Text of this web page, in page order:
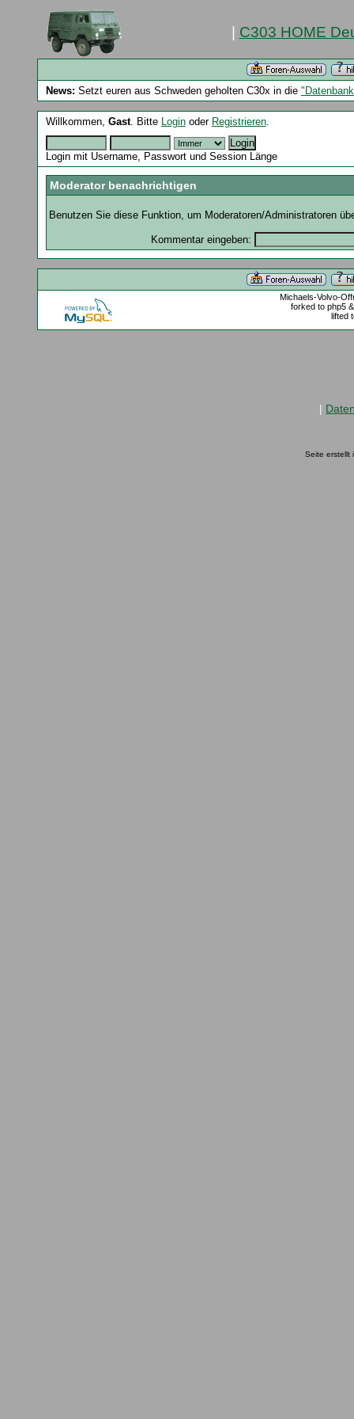
C303 HOME
News: Setzt euren aus Schweden geholten C30x in die
Willkommen, Gast. Bitte Loginoder Registrieren.
Login mit Username, Passwort und Session Länge
Moderator benachrichtigen
Benutzen Sie diese Funktion, um Moderatoren/Administratoren
Kommentar eingeben:
Michaels-Volvo-
forked to php5
lifted
|
Seite erstellt